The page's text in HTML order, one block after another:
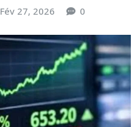
Fév 27, 2026 0